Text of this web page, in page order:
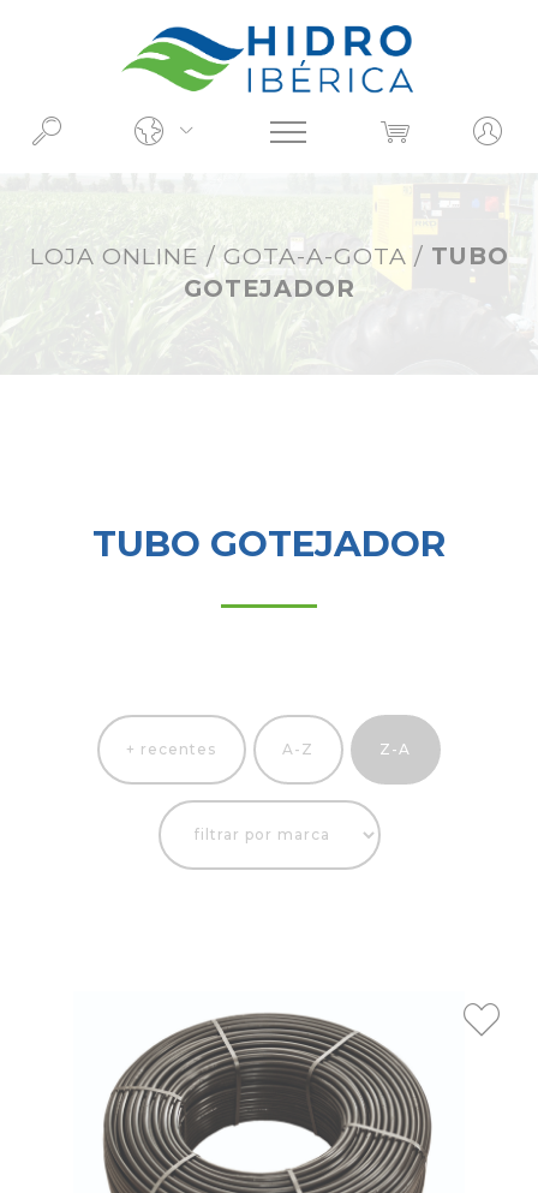
LOJA ONLINE / GOTA-A-GOTA / TUBO
GOTEJADOR
TUBO GOTEJADOR
+ recentes A-Z Z-A
O QUE PROCURA?